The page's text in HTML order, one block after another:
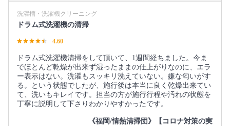
洗濯槽・洗濯機クリーニング
ドラム式洗濯機の清掃
4.60
ドラム式洗濯機清掃をして頂いて、1週間経ちました。今ま
でほとんど乾燥が出来ず湿ったままの仕上がりなのに、エラ
ー表示はない。洗濯もスッキリ洗えていない。嫌な匂いがす
る。という状態でしたが、施行後は本当に良く乾燥出来てい
て、洗いもキレイです。担当の方が施行行程や汚れの状態を
丁寧に説明して下さりわかりやすかったです。
《福岡/情熱清掃団》【コロナ対策の実